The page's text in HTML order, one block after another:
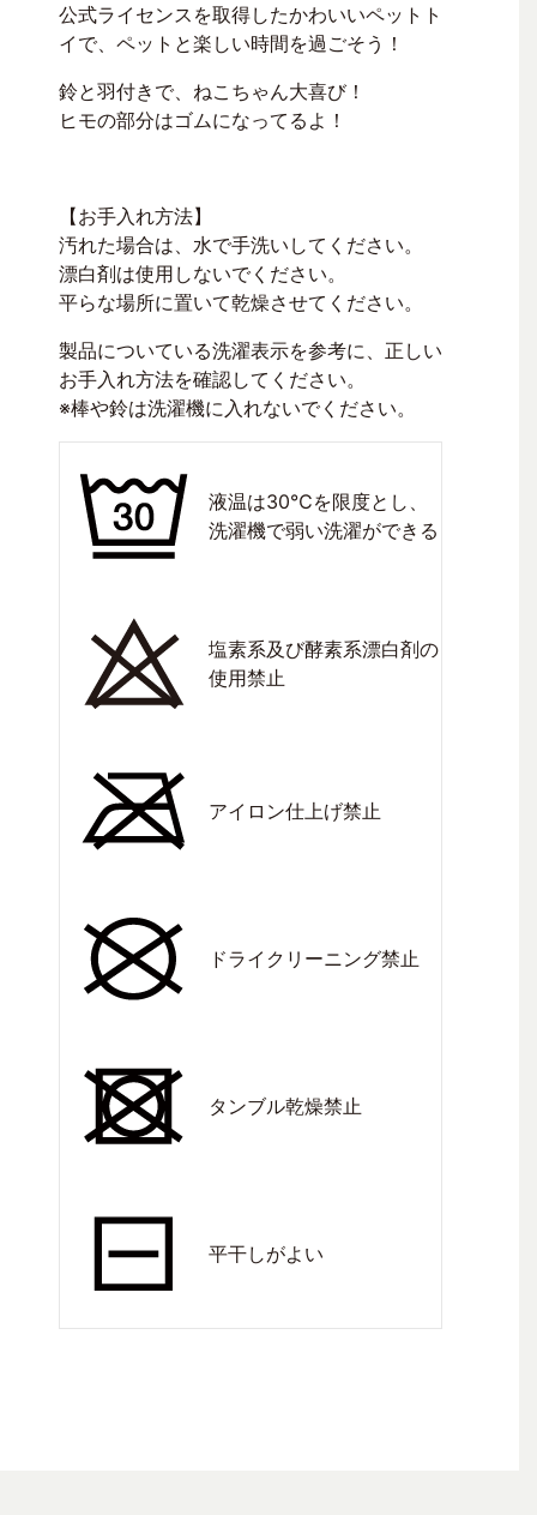
公式ライセンスを取得したかわいいペットト
イで、ペットと楽しい時間を過ごそう！
鈴と羽付きで、ねこちゃん大喜び！
ヒモの部分はゴムになってるよ！
【お手入れ方法】
汚れた場合は、水で手洗いしてください。
漂白剤は使用しないでください。
平らな場所に置いて乾燥させてください。
製品についている洗濯表示を参考に、正しい
お手入れ方法を確認してください。
※棒や鈴は洗濯機に入れないでください。
液温は30℃を限度とし、
洗濯機で弱い洗濯ができる
塩素系及び酵素系漂白剤の
使用禁止
アイロン仕上げ禁止
ドライクリーニング禁止
タンブル乾燥禁止
平干しがよい